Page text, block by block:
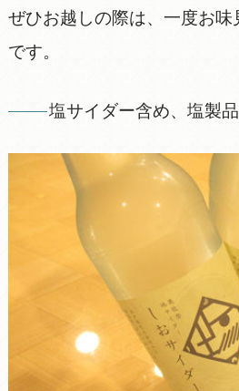
ぜひお越しの際は、一度お味
です。
塩サイダー含め、塩製